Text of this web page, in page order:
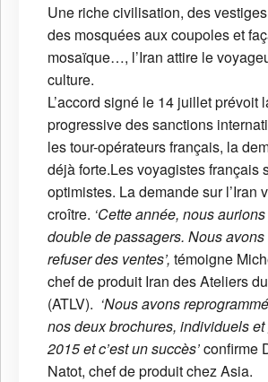
Une riche civilisation, des
des mosquées aux coupoles et
mosaïque…, l’Iran attire le
culture.
L’accord signé le 14 juillet prévoit
progressive des sanctions
les tour-opérateurs français, la
déjà forte.Les voyagistes français
optimistes. La demande sur l’Iran
croître. ‘Cette année, nous
double de passagers. Nous
refuser des ventes’, témoigne
chef de produit Iran des Ateliers
(ATLV). ‘Nous avons
nos deux brochures, individuels
2015 et c’est un succès’confirme
Natot, chef de produit chez Asia.